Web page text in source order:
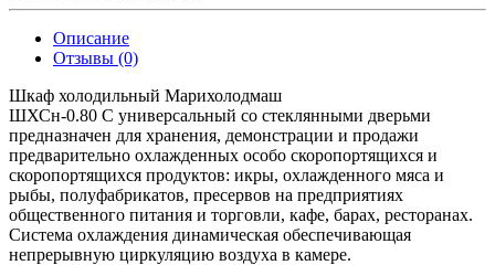
Описание
Отзывы (0)
Шкаф холодильный Марихолодмаш
ШХСн-0.80 С универсальный со стеклянными дверьми
предназначен для хранения, демонстрации и продажи
предварительно охлажденных особо скоропортящихся и
скоропортящихся продуктов: икры, охлажденного мяса и
рыбы, полуфабрикатов, пресервов на предприятиях
общественного питания и торговли, кафе, барах, ресторанах.
Система охлаждения динамическая обеспечивающая
непрерывную циркуляцию воздуха в камере.